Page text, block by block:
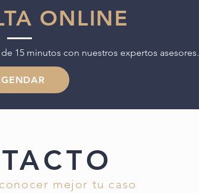
ONLINE
15 minutos con nuestros expertos asesores.
mejor tu caso